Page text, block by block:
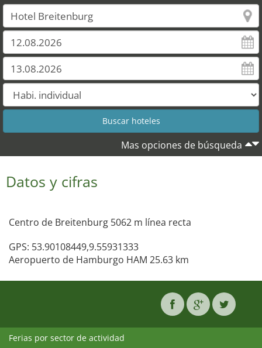
Mas opciones de búsqueda
Datos y cifras
Centro de Breitenburg 5062 m línea recta
GPS: 53.90108449,9.55931333
Aeropuerto de Hamburgo HAM 25.63 km
Ferias por sector de actividad